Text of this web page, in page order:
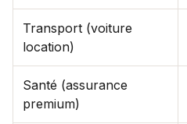
Transport (voiture
location)
Santé (assurance
premium)